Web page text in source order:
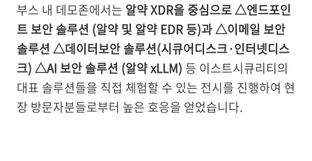
부스 내 데모존에서는 알약 XDR을 중심으로 △엔드포인
트 보안 솔루션 (알약 및 알약 EDR 등)과 △이메일 보안
솔루션 △데이터보안 솔루션(시큐어디스크·인터넷디스
크) △AI 보안 솔루션 (알약 xLLM) 등 이스트시큐리티의
대표 솔루션들을 직접 체험할 수 있는 전시를 진행하여 현
장 방문자분들로부터 높은 호응을 얻었습니다.